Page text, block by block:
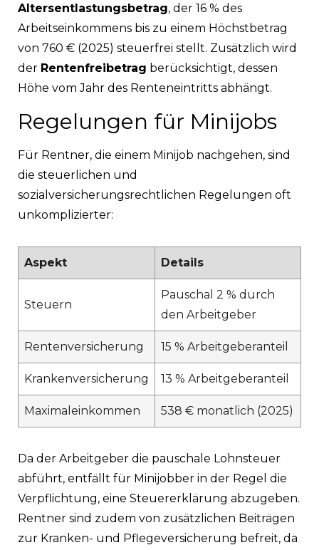
Altersentlastungsbetrag, der 16 % des
Arbeitseinkommens bis zu einem Höchstbetrag
von 760 € (2025) steuerfrei stellt. Zusätzlich wird
der Rentenfreibetrag berücksichtigt, dessen
Höhe vom Jahr des Renteneintritts abhängt.
Regelungen für Minijobs
Für Rentner, die einem Minijob nachgehen, sind
die steuerlichen und
sozialversicherungsrechtlichen Regelungen oft
unkomplizierter:
Aspekt Details
Steuern
Pauschal 2 % durch
den Arbeitgeber
Rentenversicherung 15 % Arbeitgeberanteil
Krankenversicherung 13 % Arbeitgeberanteil
Maximaleinkommen 538 € monatlich (2025)
Da der Arbeitgeber die pauschale Lohnsteuer
abführt, entfällt für Minijobber in der Regel die
Verpflichtung, eine Steuererklärung abzugeben.
Rentner sind zudem von zusätzlichen Beiträgen
zur Kranken- und Pflegeversicherung befreit, da